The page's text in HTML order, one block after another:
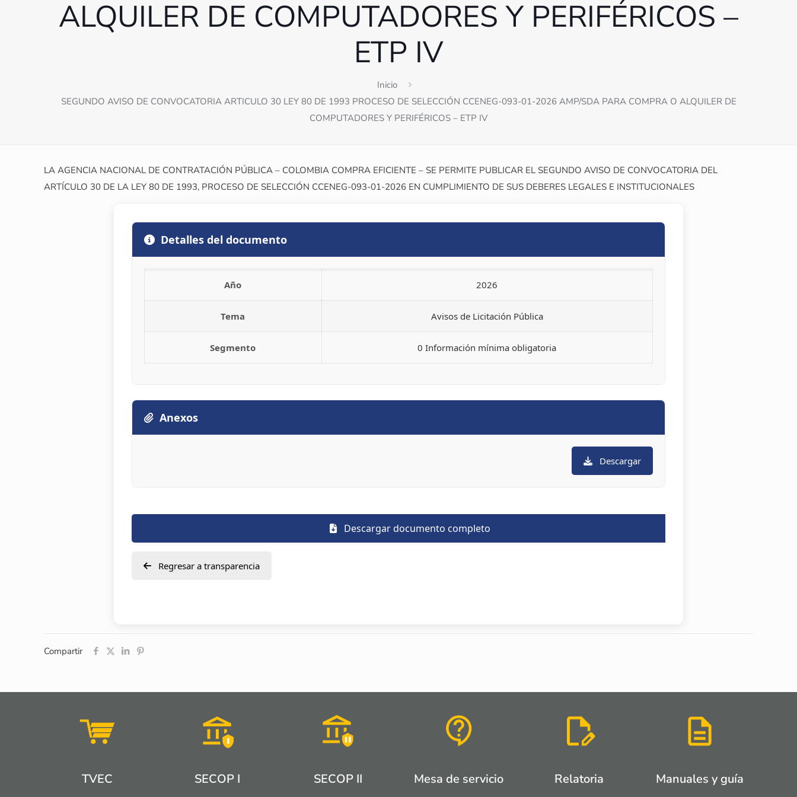
ALQUILER DE COMPUTADORES Y PERIFÉRICOS –
ETP IV
Inicio
SEGUNDO AVISO DE CONVOCATORIA ARTICULO 30 LEY 80 DE 1993 PROCESO DE SELECCIÓN CCENEG-093-01-2026 AMP/SDA PARA COMPRA O ALQUILER DE
COMPUTADORES Y PERIFÉRICOS – ETP IV
LA AGENCIA NACIONAL DE CONTRATACIÓN PÚBLICA – COLOMBIA COMPRA EFICIENTE – SE PERMITE PUBLICAR EL SEGUNDO AVISO DE CONVOCATORIA DEL
ARTÍCULO 30 DE LA LEY 80 DE 1993, PROCESO DE SELECCIÓN CCENEG-093-01-2026 EN CUMPLIMIENTO DE SUS DEBERES LEGALES E INSTITUCIONALES
Detalles del documento
Año 2026
Tema Avisos de Licitación Pública
Segmento 0 Información mínima obligatoria
Anexos
Descargar
Descargar documento completo
Regresar a transparencia
Compartir
TVEC SECOP I SECOP II Mesa de servicio Relatoria Manuales y guía